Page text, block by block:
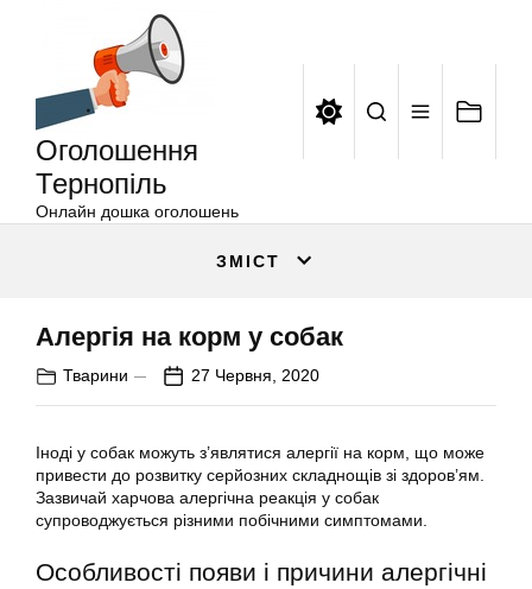
Оголошення
Тернопіль
Онлайн дошка оголошень
ЗМІСТ
Алергія на корм у собак
Тварини 27 Червня, 2020
Іноді у собак можуть з’являтися алергії на корм, що може
привести до розвитку серйозних складнощів зі здоров’ям.
Зазвичай харчова алергічна реакція у собак
супроводжується різними побічними симптомами.
Особливості появи і причини алергічні